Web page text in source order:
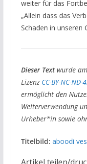
weiter für das
„Allein dass das
Schaden in unseren
Dieser Textwurde
Lizenz CC-BY-NC-ND-
ermöglicht den
Weiterverwendung
Urheber*in sowie
Titelbild: aboodi